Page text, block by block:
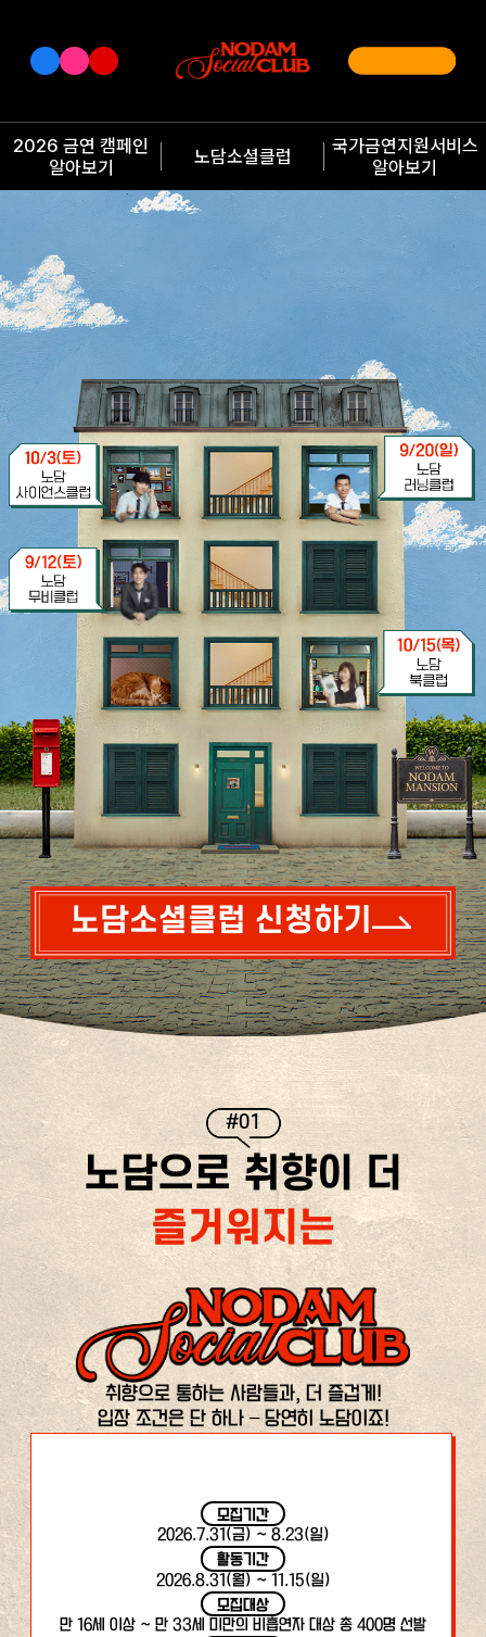
2026 금연 캠페인
알아보기
노담소셜클럽
국가금연지원서비스
알아보기
노담소셜클럽 신청하기
#01
노담으로 취향이 더
즐거워지는
취향으로 통하는 사람들과, 더 즐겁게!
입장 조건은 단 하나 – 당연히 노담이죠!
모집기간
2026.7.31(금) ~ 8.23(일)
활동기간
2026.8.31(월) ~ 11.15(일)
모집대상
만 16세 이상 ~ 만 33세 미만의 비흡연자 대상 총 400명 선발